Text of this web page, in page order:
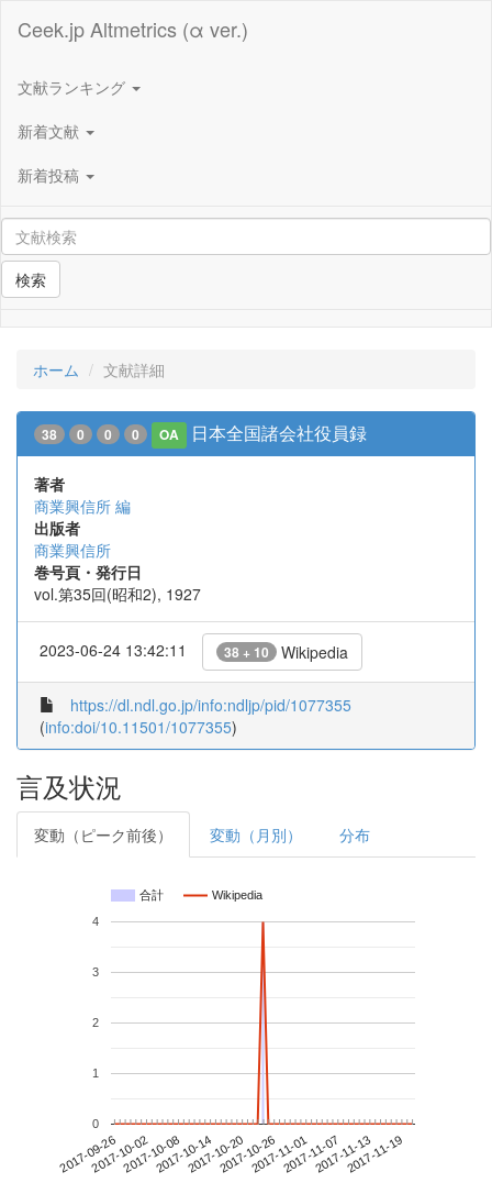
Ceek.jp Altmetrics (α ver.)
文献ランキング
新着文献
新着投稿
検索
ホーム 文献詳細
38 0 0 0 OA 日本全国諸会社役員録
著者
商業興信所 編
出版者
商業興信所
巻号頁・発行日
vol.第35回(昭和2), 1927
2023-06-24 13:42:11 38 + 10 Wikipedia
https://dl.ndl.go.jp/info:ndljp/pid/1077355
(info:doi/10.11501/1077355)
言及状況
変動（ピーク前後） 変動（月別） 分布
合計 Wikipedia
2017-09-262017-10-022017-10-082017-10-142017-10-202017-10-262017-11-012017-11-072017-11-132017-11-19
0
1
2
3
4